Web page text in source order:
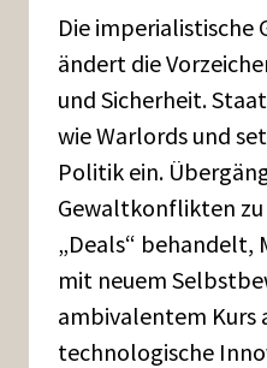
Die
ändert die
und Sicherheit.
wie Warlords und
Politik ein.
Gewaltkonflikten
„Deals“
mit neuem
ambivalentem Kurs
technologische